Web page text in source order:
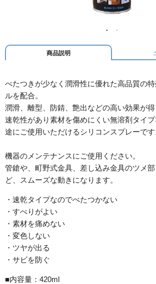
商品説明
べたつきが少なく潤滑性に優れた高品質の
ルを配合。
潤滑、離型、防錆、艶出などの高い効果が得
速乾性があり素材を傷めにくい無溶剤タイ
途にご使用いただけるシリコンスプレーです
機器のメンテナンスにご使用ください。
管鎗や、町野式金具、差し込み金具のツメ
ど、スムーズな動きになります。
・速乾タイプなのでべたつかない
・すべりがよい
・素材を痛めない
・変色しない
・ツヤが出る
・サビを防ぐ
■内容量：420ml